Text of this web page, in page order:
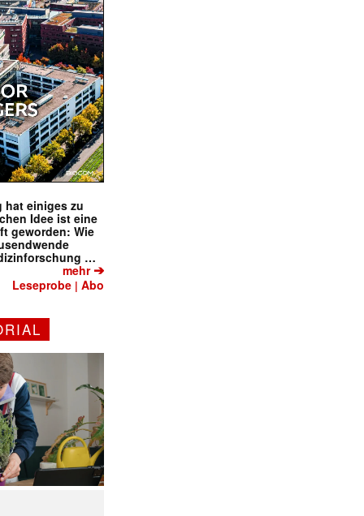
hat einiges zu
Idee ist eine
geworden: Wie
…
mehr➔
Leseprobe |Abo